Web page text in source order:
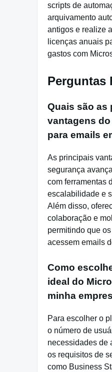
scripts de
arquivamento
antigos e realize
licenças anuais
gastos com
Perguntas
Quais são as
vantagens
para emails
As principais
segurança
com ferramentas
escalabilidade e
Além disso,
colaboração e
permitindo que
acessem emails
Como
ideal do
minha
Para escolher o
o número de
necessidades de
os requisitos de
como Business